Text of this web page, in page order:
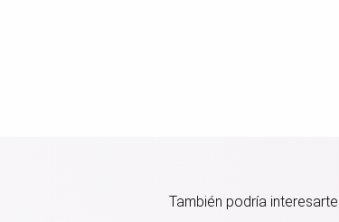
También podría interesarte...